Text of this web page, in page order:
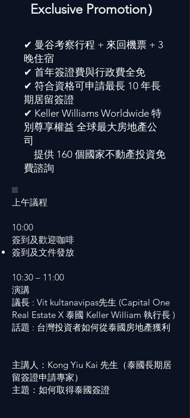
Exclusive Promotion）
✔ 曼谷考察行程 + 來回機票 + 3
晚住宿
✔ 首年簽證費與行政費全免
✔ 符合資格可申請最長 10 年長
期居留簽證
✔ Keller Williams Worldwide 特
別尊享權益 全球最大房地產公
司
提供 160 個國家不動產投資免
費諮詢
上午議程
10:00
簽到及歡迎咖啡
簽到及文件發放
10:30 – 11:00
演講
議長 : Vit kultanavipas先生 (Capital One
Real Estate X 泰國 Keller William 執行長 )
話題 : 台灣投資者如何從泰國房地產獲利
主講人：Kong Yiu Kai 先生（泰國長期居
留簽證申請專家）
主題：如何取得泰國簽證